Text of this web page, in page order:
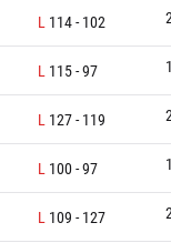
L 114- 102
L 115-97
L 127- 119
L 100-97
L 109 - 127